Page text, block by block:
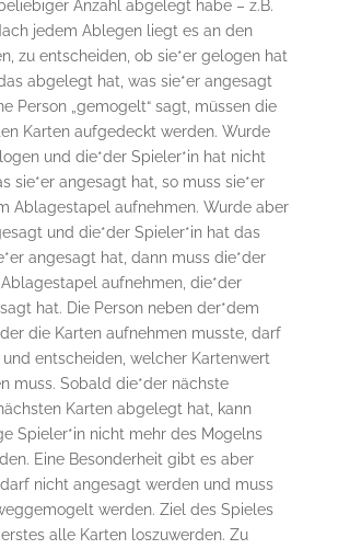
Anzahl abgelegt habe – z.B.
jedem Ablegen liegt es an den
zu entscheiden, ob sie*er gelogen hat
abgelegt hat, was sie*er angesagt
Person „gemogelt“ sagt, müssen die
Karten aufgedeckt werden. Wurde
und die*der Spieler*in hat nicht
sie*er angesagt hat, so muss sie*er
Ablagestapel aufnehmen. Wurde aber
und die*der Spieler*in hat das
angesagt hat, dann muss die*der
aufnehmen, die*der
hat. Die Person neben der*dem
die Karten aufnehmen musste, darf
entscheiden, welcher Kartenwert
muss. Sobald die*der nächste
Karten abgelegt hat, kann
Spieler*in nicht mehr des Mogelns
Eine Besonderheit gibt es aber
nicht angesagt werden und muss
werden. Ziel des Spieles
alle Karten loszuwerden. Zu